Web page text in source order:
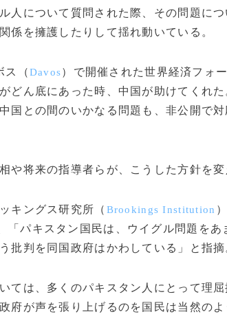
人について質問された際、その問題に
係を擁護したりして揺れ動いている。
ス（Davos）で開催された世界経済フォ
どん底にあった時、中国が助けてくれ
国との間のいかなる問題も、非公開で
や将来の指導者らが、こうした方針を変
キングス研究所（ Brookings Institution
「パキスタン国民は、ウイグル問題を
批判を同国政府はかわしている」と指摘
ては、多くのパキスタン人にとって理
府が声を張り上げるのを国民は当然の